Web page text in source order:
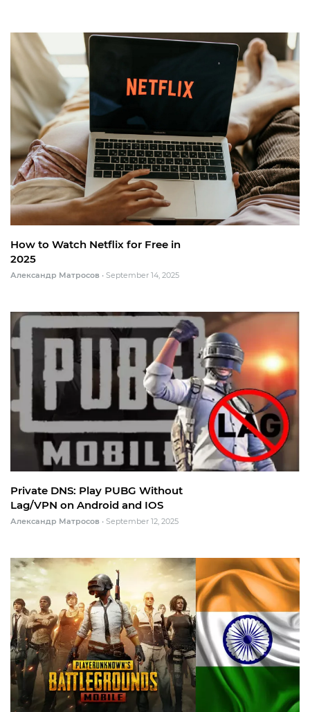
How to Watch Netflix for Free in
2025
Александр Матросов • September 14, 2025
Private DNS: Play PUBG Without
Lag/VPN on Android and IOS
Александр Матросов • September 12, 2025